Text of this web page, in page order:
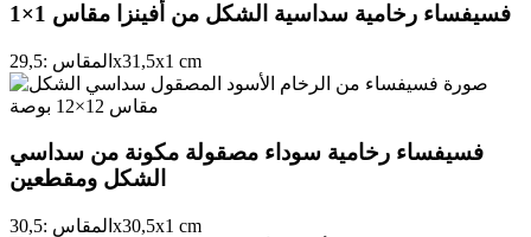
فسيفساء رخامية سداسية الشكل من أفينزا مقاس 1×1
المقاس :29,5 x31,5x1 cm
فسيفساء رخامية سوداء مصقولة مكونة من سداسي
الشكل ومقطعين
المقاس :30,5 x30,5x1 cm